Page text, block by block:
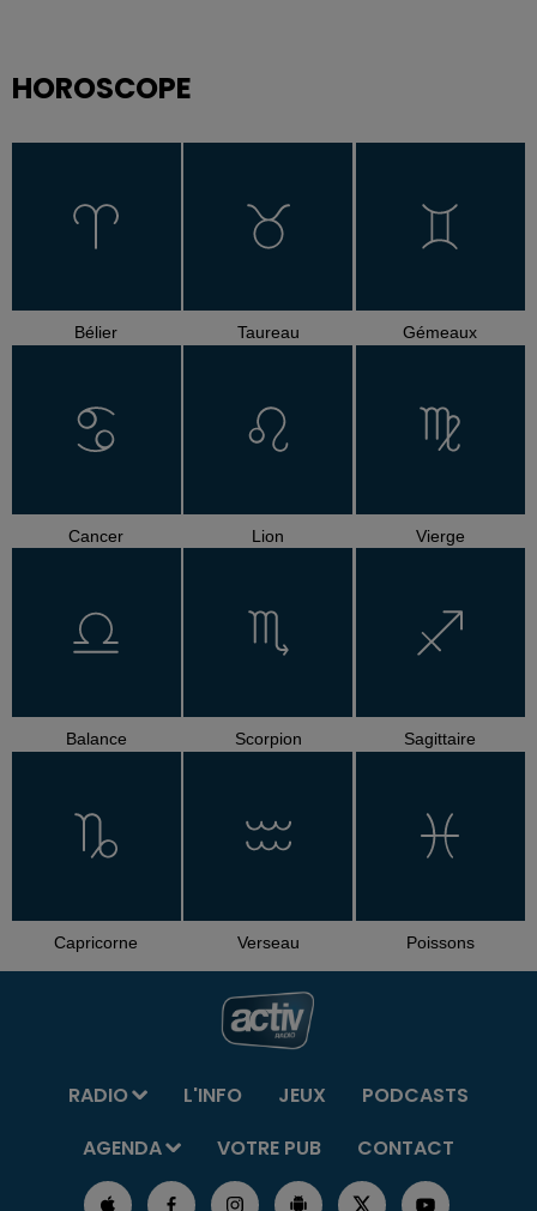
HOROSCOPE
Bélier Taureau Gémeaux
Cancer Lion Vierge
Balance Scorpion Sagittaire
Capricorne Verseau Poissons
RADIO L'INFO JEUX
PODCASTS
AGENDA
VOTRE PUB CONTACT